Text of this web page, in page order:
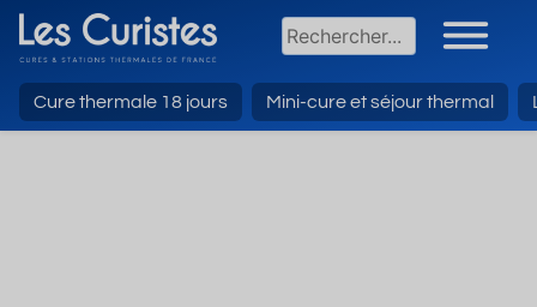
Cure thermale 18 jours Mini-cure et séjour thermal